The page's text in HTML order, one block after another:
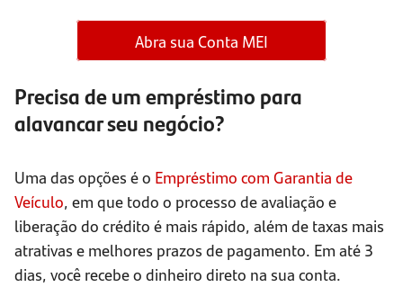
Abra sua Conta MEI
Precisa de um empréstimo para
alavancar seu negócio?
Uma das opções é o Empréstimo com Garantia de
Veículo, em que todo o processo de avaliação e
liberação do crédito é mais rápido, além de taxas mais
atrativas e melhores prazos de pagamento. Em até 3
dias, você recebe o dinheiro direto na sua conta.